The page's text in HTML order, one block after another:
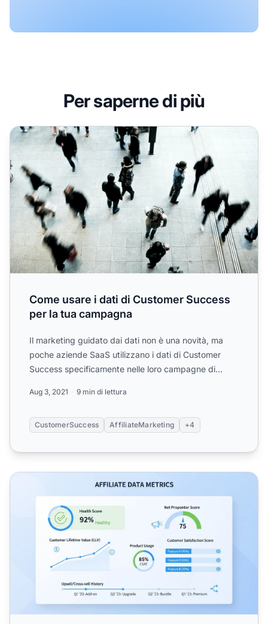
Per saperne di più
Come usare i dati di Customer Success per la tua
Come usare i dati di Customer Success
per la tua campagna
Il marketing guidato dai dati non è una novità, ma
poche aziende SaaS utilizzano i dati di Customer
Success specificamente nelle loro campagne di
Aug 3, 2021 9 min di lettura
CustomerSuccess AffiliateMarketing +4
Quali sono i dati dei clienti più importanti per le